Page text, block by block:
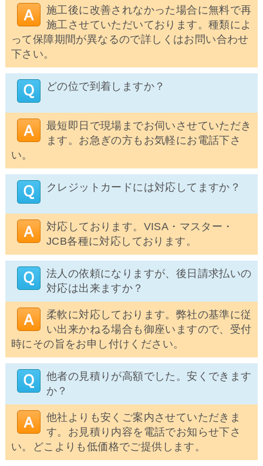
施工後に改善されなかった場合に無料で再
施工させていただいております。種類によ
って保障期間が異なるので詳しくはお問い合わせ
下さい。
どの位で到着しますか？
最短即日で現場までお伺いさせていただき
ます。お急ぎの方もお気軽にお電話下さ
い。
クレジットカードには対応してますか？
対応しております。VISA・マスター・
JCB各種に対応しております。
法人の依頼になりますが、後日請求払いの
対応は出来ますか？
柔軟に対応しております。弊社の基準に従
い出来かねる場合も御座いますので、受付
時にその旨をお申し付けください。
他者の見積りが高額でした。安くできます
か？
他社よりも安くご案内させていただきま
す。お見積り内容を電話でお知らせ下さ
い。どこよりも低価格でご提供します。